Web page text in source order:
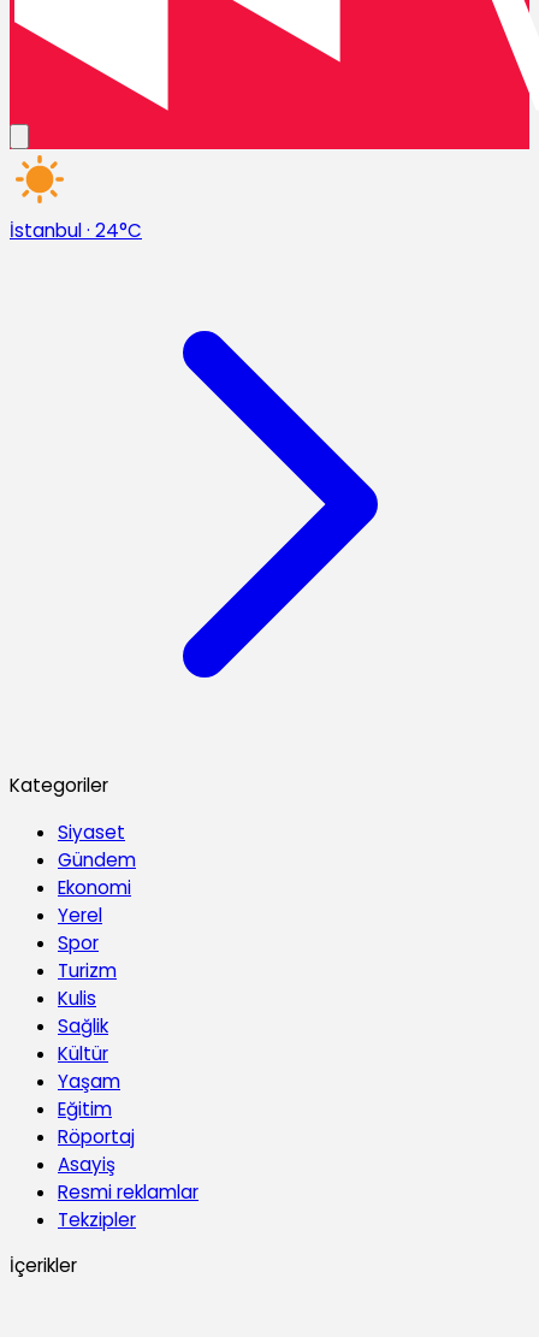
İstanbul· 24°C
Kategoriler
Siyaset
Gündem
Ekonomi
Yerel
Spor
Turizm
Kulis
Sağlik
Kültür
Yaşam
Eğitim
Röportaj
Asayiş
Resmi reklamlar
Tekzipler
İçerikler